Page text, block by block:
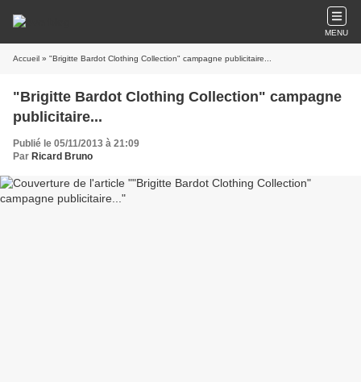
MENU
Accueil » "Brigitte Bardot Clothing Collection" campagne publicitaire...
"Brigitte Bardot Clothing Collection" campagne
publicitaire...
Publié le 05/11/2013 à 21:09
Par Ricard Bruno